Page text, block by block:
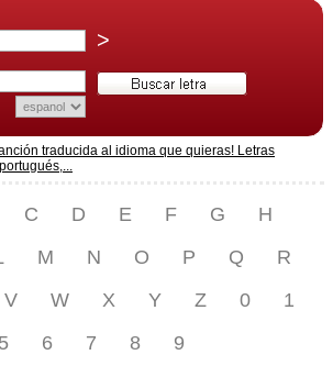
>
traducida al idioma que quieras! Letras
C D E F G
H
M N O P Q
R
V W X Y Z 0
1
5 6 7 8 9